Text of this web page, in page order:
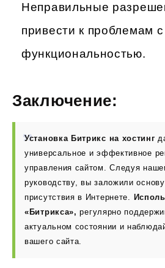
Неправильные
привести к проблемам с
функциональностью.
Заключение:
Установка Битрикс на хостинг
универсальное и эффективное
управления сайтом. Следуя
руководству, вы заложили
присутствия в Интернете.
«Битрикса», регулярно
актуальном состоянии и
вашего сайта.